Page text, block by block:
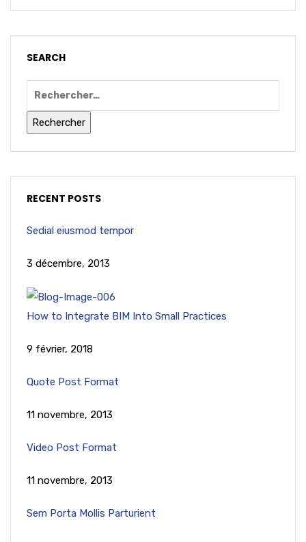
SEARCH
RECENT POSTS
Sedial eiusmod tempor
3 décembre, 2013
How to Integrate BIM Into Small Practices
9 février, 2018
Quote Post Format
11 novembre, 2013
Video Post Format
11 novembre, 2013
Sem Porta Mollis Parturient